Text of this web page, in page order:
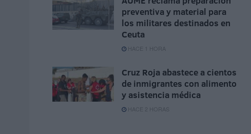
preventiva y material para
los militares destinados en
Ceuta
HACE 1 HORA
Cruz Roja abastece a cientos
de inmigrantes con alimento
y asistencia médica
HACE 2 HORAS